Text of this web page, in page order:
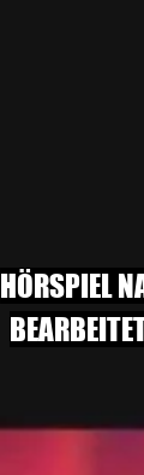
HÖRSPIEL